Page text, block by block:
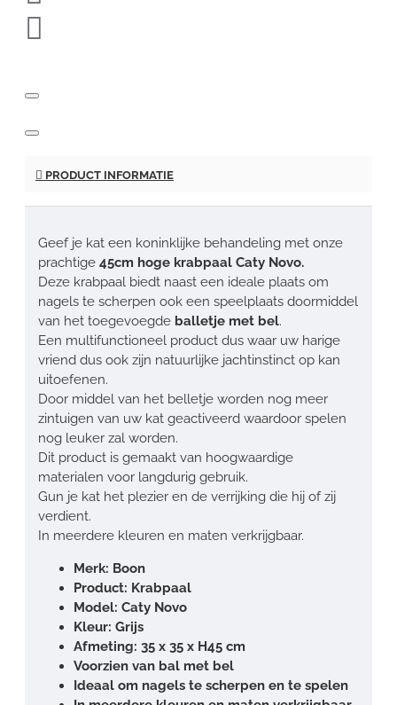
PRODUCT INFORMATIE
Geef je kat een koninklijke behandeling met onze
prachtige 45cm hoge krabpaal Caty Novo.
Deze krabpaal biedt naast een ideale plaats om
nagels te scherpen ook een speelplaats doormiddel
van het toegevoegde balletje met bel.
Een multifunctioneel product dus waar uw harige
vriend dus ook zijn natuurlijke jachtinstinct op kan
uitoefenen.
Door middel van het belletje worden nog meer
zintuigen van uw kat geactiveerd waardoor spelen
nog leuker zal worden.
Dit product is gemaakt van hoogwaardige
materialen voor langdurig gebruik.
Gun je kat het plezier en de verrijking die hij of zij
verdient.
In meerdere kleuren en maten verkrijgbaar.
Merk: Boon
Product: Krabpaal
Model: Caty Novo
Kleur: Grijs
Afmeting: 35 x 35 x H45 cm
Voorzien van bal met bel
Ideaal om nagels te scherpen en te spelen